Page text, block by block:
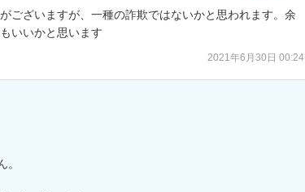
ございますが、一種の詐欺ではないかと思われます。余
いいかと思います
2021年6月30日 00:24